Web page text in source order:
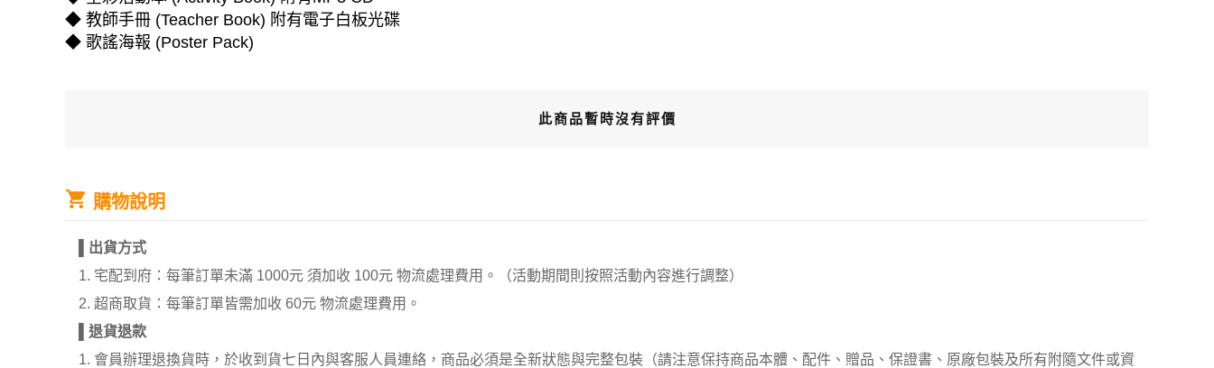
◆ 教師手冊 (Teacher Book) 附有電子白板光碟
◆ 歌謠海報 (Poster Pack)
此商品暫時沒有評價
購物說明
出貨方式
1. 宅配到府：每筆訂單未滿 1000元 須加收 100元 物流處理費用。（活動期間則按照活動內容進行調整）
2. 超商取貨：每筆訂單皆需加收 60元 物流處理費用。
退貨退款
1. 會員辦理退換貨時，於收到貨七日內與客服人員連絡，商品必須是全新狀態與完整包裝（請注意保持商品本體、配件、贈品、保證書、原廠包裝及所有附隨文件或資